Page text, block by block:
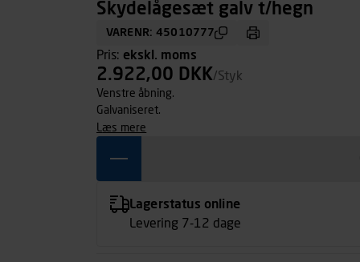
Skydelågesæt galv t/hegn
VARENR: 45010777
Pris: ekskl. moms
2.922,00 DKK/Styk
Venstre åbning.
Galvaniseret.
læs mere
Lagerstatus online
Levering 7-12 dage